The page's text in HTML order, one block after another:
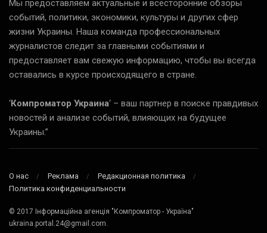
Мы предоставляем актуальные и всесторонние обзоры
событий, политики, экономики, культуры и других сфер
жизни Украины. Наша команда профессиональных
журналистов следит за главными событиями и
предоставляет вам свежую информацию, чтобы вы всегда
оставались в курсе происходящего в стране.
‘Компроматор Украина‘ – ваш партнер в поиске правдивых
новостей и анализе событий, влияющих на будущее
Украины.”
О нас Реклама
Редакционная политика
Политика конфиденциальности
© 2017 Інформаційна агенція "Компроматор - Україна"
ukraina.portal.24@gmail.com.